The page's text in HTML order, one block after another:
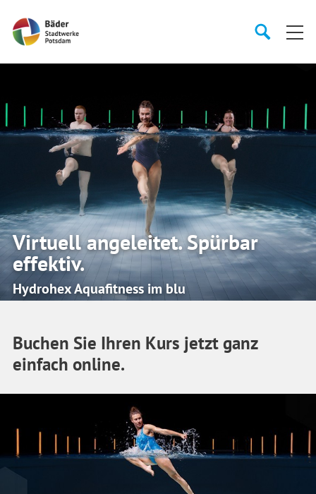
Startseite
SucheSuche
Virtuell angeleitet. Spürbar
effektiv.
Hydrohex Aquafitness im blu
Buchen Sie Ihren Kurs jetzt ganz
einfach online.